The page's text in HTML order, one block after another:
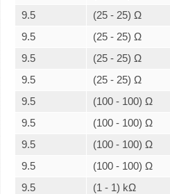
9.5
(25 - 25) Ω
9.5
(25 - 25) Ω
9.5
(25 - 25) Ω
9.5
(25 - 25) Ω
9.5
(100 - 100) Ω
9.5
(100 - 100) Ω
9.5
(100 - 100) Ω
9.5
(100 - 100) Ω
9.5
(1 - 1) kΩ